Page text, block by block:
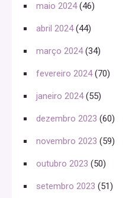
maio 2024(46)
abril 2024(44)
março 2024(34)
fevereiro 2024(70)
janeiro 2024(55)
dezembro 2023 (60)
novembro 2023 (59)
outubro 2023 (50)
setembro 2023 (51)